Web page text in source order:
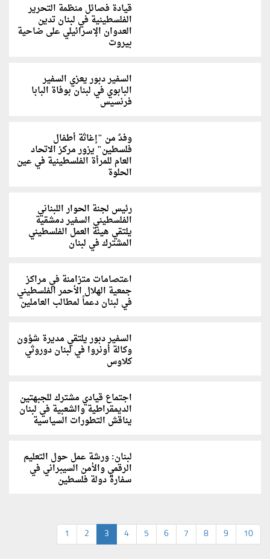
قيادة فصائل منظمة التحرير
الفلسطينية في لبنان تدين
العدوان الإسرائيلي على ضاحية
بيروت
السفير دبور يعزي السفير
البابوي في لبنان بوفاة البابا
فرنسيس
وفدٌ من "إغاثة أطفال
فلسطين" يزور مركز الاتحاد
العام للمرأة الفلسطينية في عين
الحلوة
رئيس لجنة الحوار اللبناني
الفلسطيني السفير دمشقية
يلتقي هيئة العمل الفلسطيني
المشترك في لبنان
اعتصامات متزامنة في مراكز
جمعية الهلال الأحمر الفلسطيني
في لبنان دعماً لمطالب العاملين
السفير دبور يلتقي مديرة شؤون
وكالة أونروا في لبنان دوروثي
كلاوس
اجتماع قيادي مشترك للجبهتين
الديمقراطية والشعبية في لبنان
يناقش التطورات السياسية
لبنان: ورشة عمل حول التعليم
الرقمي والأمن السيبراني في
سفارة دولة فلسطين
1 2 3 4 5 6 7 8 9 10